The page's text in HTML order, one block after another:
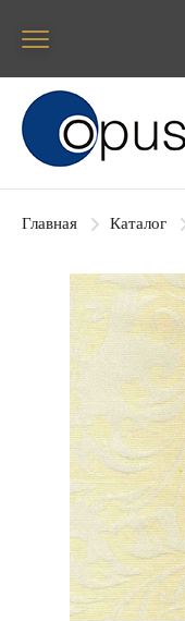
Блок поиска
Главная Каталог